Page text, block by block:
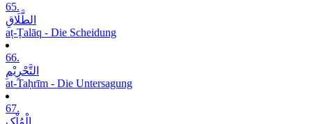
65.
الطَّلَاقِ
aṭ-Ṭalāq - Die Scheidung
66.
التَّحْرِیْمِ
at-Taḥrīm - Die Untersagung
67.